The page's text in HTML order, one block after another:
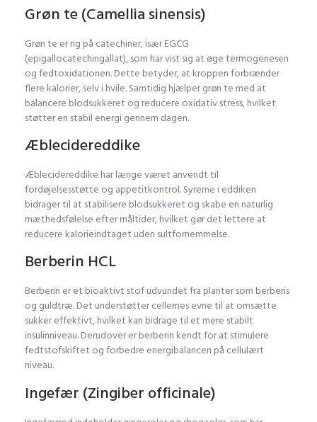
Grøn te (Camellia sinensis)
Grøn te er rig på catechiner, især EGCG
(epigallocatechingallat), som har vist sig at øge termogenesen
og fedtoxidationen. Dette betyder, at kroppen forbrænder
flere kalorier, selv i hvile. Samtidig hjælper grøn te med at
balancere blodsukkeret og reducere oxidativ stress, hvilket
støtter en stabil energi gennem dagen.
Æblecidereddike
Æblecidereddike har længe været anvendt til
fordøjelsesstøtte og appetitkontrol. Syrerne i eddiken
bidrager til at stabilisere blodsukkeret og skabe en naturlig
mæthedsfølelse efter måltider, hvilket gør det lettere at
reducere kalorieindtaget uden sultfornemmelse.
Berberin HCL
Berberin er et bioaktivt stof udvundet fra planter som berberis
og guldtræ. Det understøtter cellernes evne til at omsætte
sukker effektivt, hvilket kan bidrage til et mere stabilt
insulinniveau. Derudover er berberin kendt for at stimulere
fedtstofskiftet og forbedre energibalancen på cellulært
niveau.
Ingefær (Zingiber officinale)